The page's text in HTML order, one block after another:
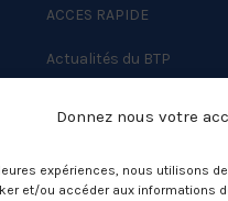
Donnez nous votre
expériences, nous utilisons
et/ou accéder aux informations
ACCES RAPIDE
Actualités du BTP
Mentions légales